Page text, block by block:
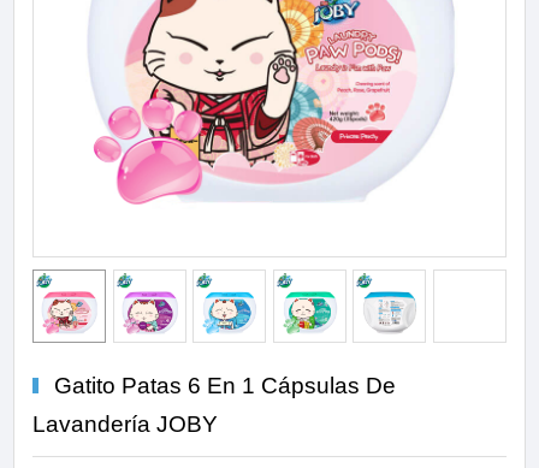
Gatito Patas 6 En 1 Cápsulas De
Lavandería JOBY